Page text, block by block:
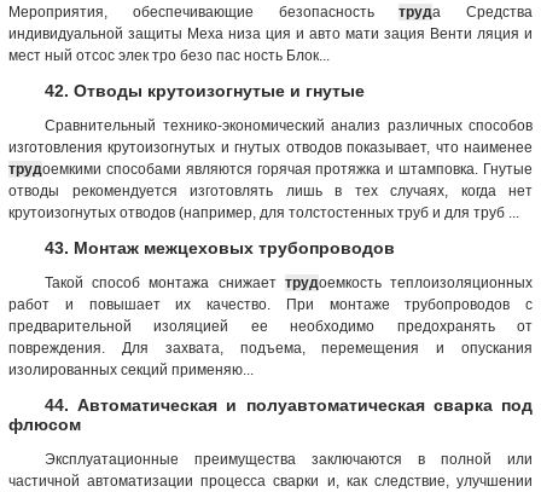
Мероприятия, обеспечивающие безопасностьтруда Средства
индивидуальной защиты Меха низа ция и авто мати зация Венти ляция и
мест ный отсос элек тро безо пас ность Блок...
42. Отводы крутоизогнутые и гнутые
Сравнительный технико-экономический анализ различных способов
изготовления крутоизогнутых и гнутых отводов показывает, что наименее
трудоемкими способами являются горячая протяжка и штамповка. Гнутые
отводы рекомендуется изготовлять лишь в тех случаях, когда нет
крутоизогнутых отводов (например, для толстостенных труб и для труб ...
43. Монтаж межцеховых трубопроводов
Такой способ монтажа снижает трудоемкость теплоизоляционных
работ и повышает их качество. При монтаже трубопроводов с
предварительной изоляцией ее необходимо предохранять от
повреждения. Для захвата, подъема, перемещения и опускания
изолированных секций применяю...
44. Автоматическая и полуавтоматическая сварка под
флюсом
Эксплуатационные преимущества заключаются в полной или
частичной автоматизации процесса сварки и, как следствие, улучшении